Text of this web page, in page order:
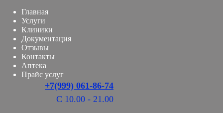
Главная
Услуги
Клиники
Документация
Отзывы
Контакты
Аптека
Прайс услуг
+7(999) 061-86-74
С 10.00 - 21.00